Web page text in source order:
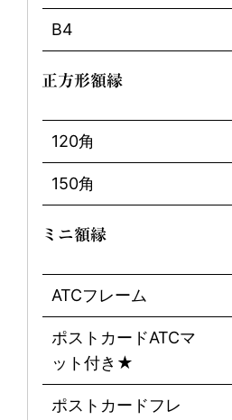
B4
正方形額縁
120角
150角
ミニ額縁
ATCフレーム
ポストカードATCマ
ット付き★
ポストカードフレ